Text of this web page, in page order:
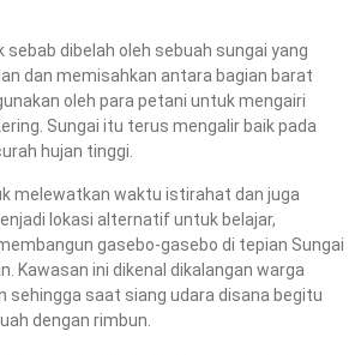
dibelah oleh sebuah sungai yang
dan memisahkan antara bagian barat
oleh para petani untuk mengairi
Sungai itu terus mengalir baik pada
hujan tinggi.
melewatkan waktu istirahat dan juga
lokasi alternatif untuk belajar,
gasebo-gasebo di tepian Sungai
Kawasan ini dikenal dikalangan warga
sehingga saat siang udara disana begitu
dengan rimbun.